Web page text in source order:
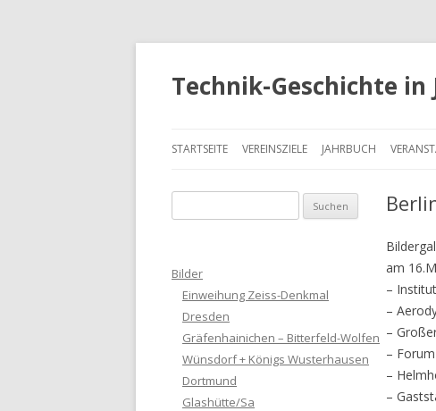
Technik-Geschichte in
STARTSEITE VEREINSZIELE JAHRBUCH
am
–
–
–
–
–
–
u
h
Bilder
Einweihung Zeiss-Denkmal
Dresden
Gräfenhainichen – Bitterfeld-Wolfen
Wünsdorf + Königs Wusterhausen
Dortmund
Glashütte/Sa